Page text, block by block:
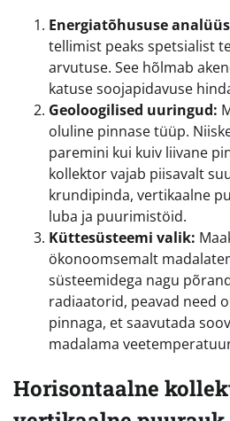
Energiatõhususe
tellimist peaks spetsialist
arvutuse. See hõlmab
katuse soojapidavuse
Geoloogilised uuringud:
oluline pinnase tüüp.
paremini kui kuiv liivane
kollektor vajab piisavalt
krundipinda, vertikaalne
luba ja puurimistöid.
Küttesüsteemi valik:
ökonoomsemalt
süsteemidega nagu
radiaatorid, peavad need
pinnaga, et saavutada
madalama
Horisontaalne